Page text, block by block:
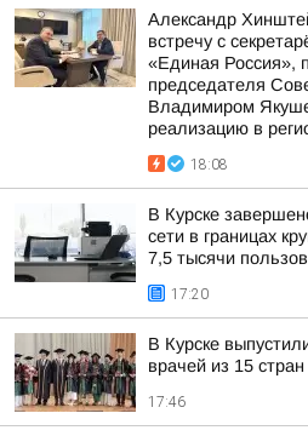
Александр
встречу с
«Единая Россия»,
председателя
Владимиром
реализацию в
18:08
В Курске
сети в границах
7,5 тысячи
17:20
В Курске
врачей из 15 стран
17:46